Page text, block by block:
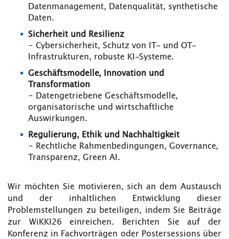
Datenmanagement, Datenqualität, synthetische
Daten.
Sicherheit und Resilienz
– Cybersicherheit, Schutz von IT- und OT-
Infrastrukturen, robuste KI-Systeme.
Geschäftsmodelle, Innovation und
Transformation
– Datengetriebene Geschäftsmodelle,
organisatorische und wirtschaftliche
Auswirkungen.
Regulierung, Ethik und Nachhaltigkeit
– Rechtliche Rahmenbedingungen, Governance,
Transparenz, Green AI.
Wir möchten Sie motivieren, sich an dem Austausch
und der inhaltlichen Entwicklung dieser
Problemstellungen zu beteiligen, indem Sie Beiträge
zur WiKKI26 einreichen. Berichten Sie auf der
Konferenz in Fachvorträgen oder Postersessions über